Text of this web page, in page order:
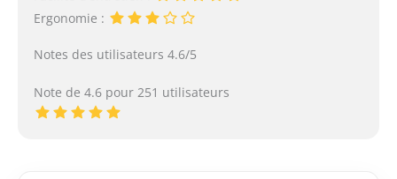
Ergonomie :
Notes des utilisateurs 4.6/5
Note de 4.6 pour 251 utilisateurs